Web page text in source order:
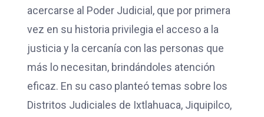
acercarse al Poder Judicial, que por primera
vez en su historia privilegia el acceso a la
justicia y la cercanía con las personas que
más lo necesitan, brindándoles atención
eficaz. En su caso planteó temas sobre los
Distritos Judiciales de Ixtlahuaca, Jiquipilco,